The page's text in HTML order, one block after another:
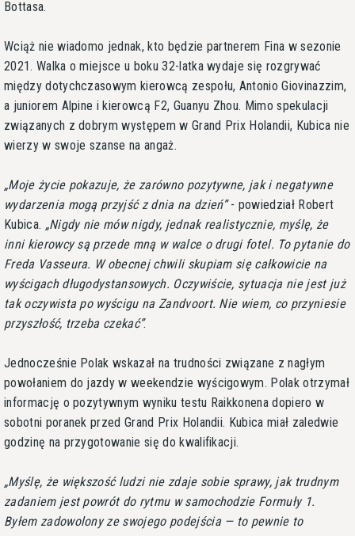
Bottasa.
Wciąż nie wiadomo jednak, kto będzie partnerem Fina w sezonie
2021. Walka o miejsce u boku 32-latka wydaje się rozgrywać
między dotychczasowym kierowcą zespołu, Antonio Giovinazzim,
a juniorem Alpine i kierowcą F2, Guanyu Zhou. Mimo spekulacji
związanych z dobrym występem w Grand Prix Holandii, Kubica nie
wierzy w swoje szanse na angaż.
Moje życie pokazuje, że zarówno pozytywne, jak i negatywne
wydarzenia mogą przyjść z dnia na dzień - powiedział Robert
Kubica. Nigdy nie mów nigdy, jednak realistycznie, myślę, że
inni kierowcy są przede mną w walce o drugi fotel. To pytanie do
Freda Vasseura. W obecnej chwili skupiam się całkowicie na
wyścigach długodystansowych. Oczywiście, sytuacja nie jest już
tak oczywista po wyścigu na Zandvoort. Nie wiem, co przyniesie
przyszłość, trzeba czekać .
Jednocześnie Polak wskazał na trudności związane z nagłym
powołaniem do jazdy w weekendzie wyścigowym. Polak otrzymał
informację o pozytywnym wyniku testu Raikkonena dopiero w
sobotni poranek przed Grand Prix Holandii. Kubica miał zaledwie
godzinę na przygotowanie się do kwalifikacji.
Myślę, że większość ludzi nie zdaje sobie sprawy, jak trudnym
zadaniem jest powrót do rytmu w samochodzie Formuły 1.
Byłem zadowolony ze swojego podejścia — to pewnie to